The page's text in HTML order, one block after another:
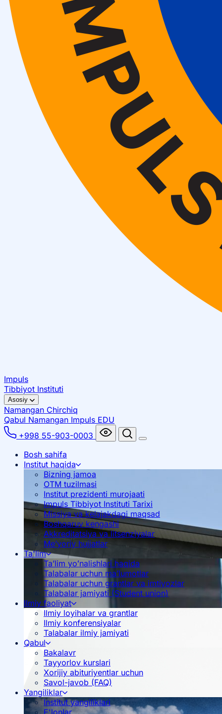
Impuls
Tibbiyot Instituti
Asosiy
Namangan Chirchiq
Qabul Namangan Impuls EDU
+998 55-903-0003
Bosh sahifa
Institut haqida
Bizning jamoa
OTM tuzilmasi
Institut prezidenti murojaati
Impuls Tibbiyot Instituti Tarixi
Missiya va kelajakdagi maqsad
Boshqaruv kengashi
Akkreditatsiya va litsenziyalar
Me’yoriy hujjatlar
Ta'lim
Ta’lim yoʻnalishlari haqida
Talabalar uchun ma’lumotlar
Talabalar uchun grantlar va imtiyozlar
Talabalar jamiyati (Student union)
Ilmiy faoliyat
Ilmiy loyihalar va grantlar
Ilmiy konferensiyalar
Talabalar ilmiy jamiyati
Qabul
Bakalavr
Tayyorlov kurslari
Xorijiy abituriyentlar uchun
Savol-javob (FAQ)
Yangiliklar
Institut yangiliklari
E'lonlar